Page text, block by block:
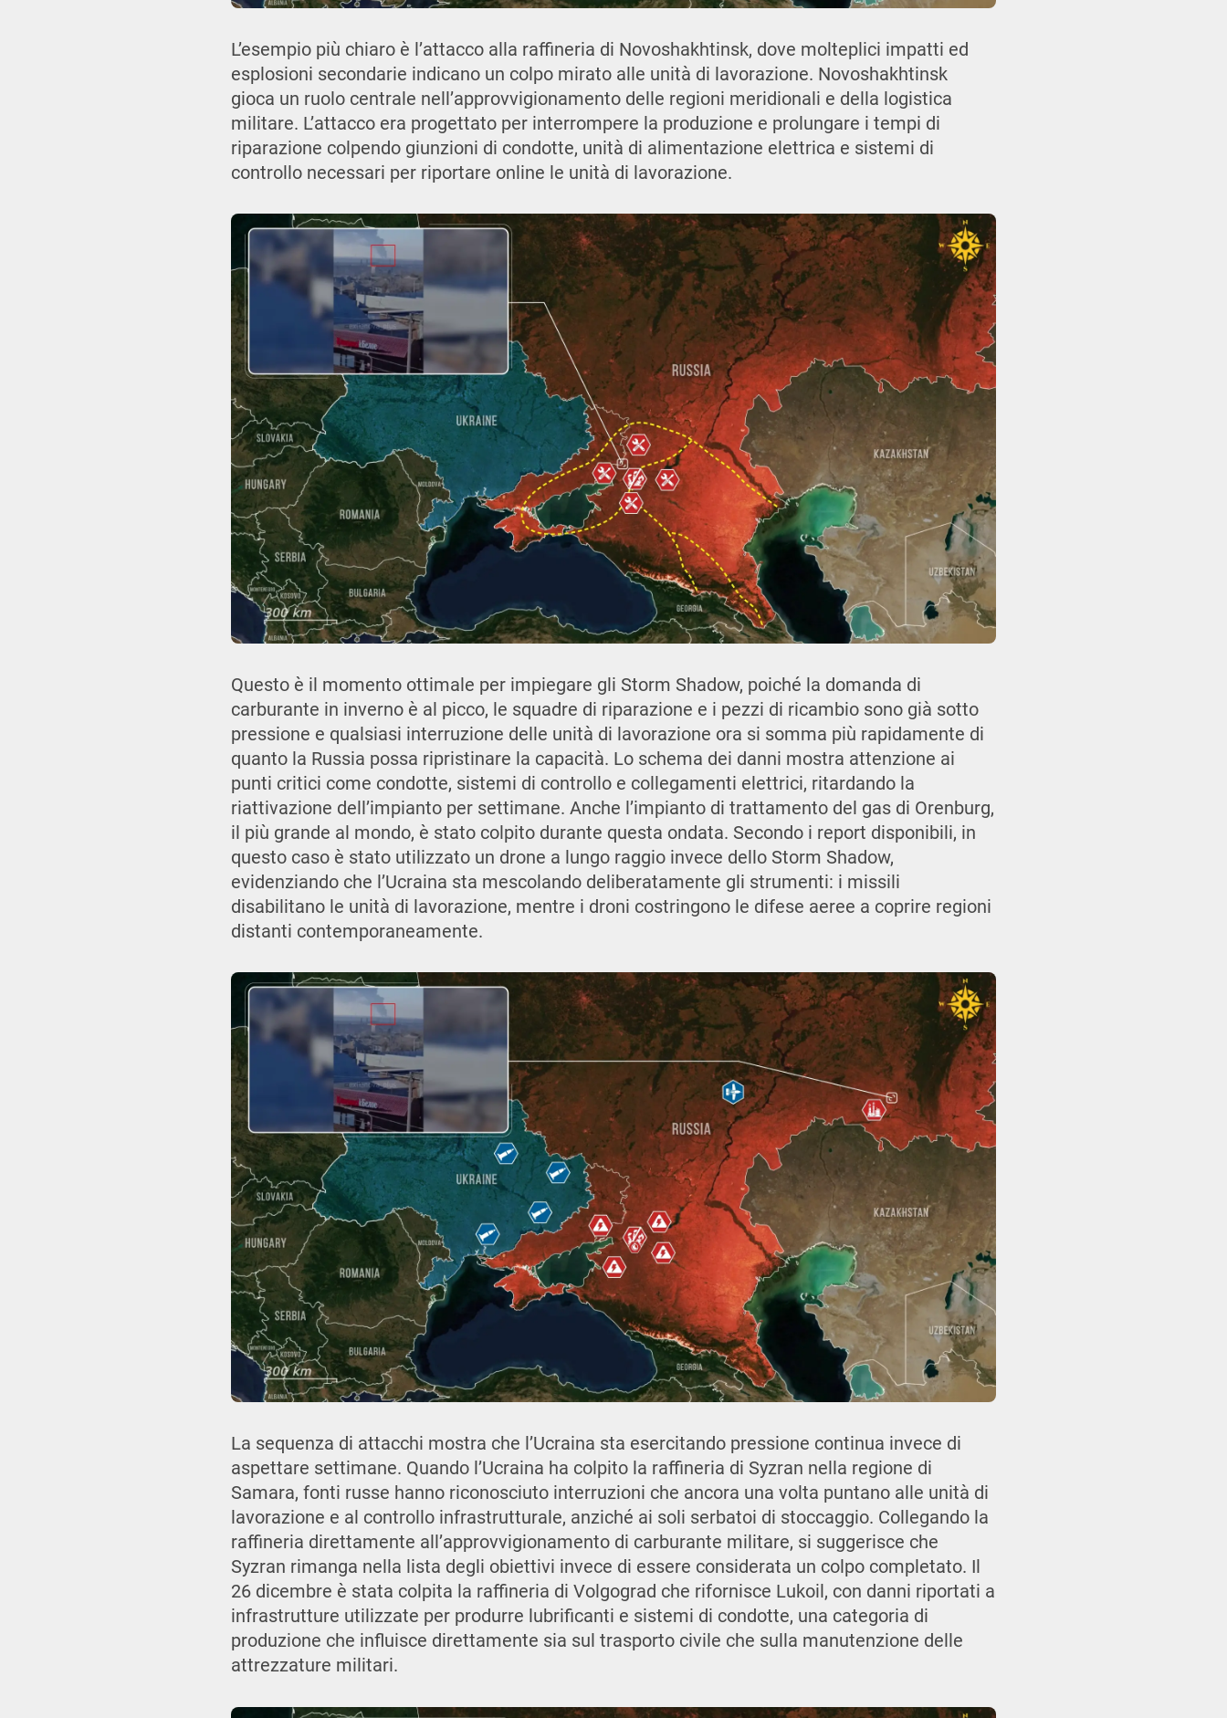
L’esempio più chiaro è l’attacco alla raffineria di Novoshakhtinsk, dove molteplici impatti ed
esplosioni secondarie indicano un colpo mirato alle unità di lavorazione. Novoshakhtinsk
gioca un ruolo centrale nell’approvvigionamento delle regioni meridionali e della logistica
militare. L’attacco era progettato per interrompere la produzione e prolungare i tempi di
riparazione colpendo giunzioni di condotte, unità di alimentazione elettrica e sistemi di
controllo necessari per riportare online le unità di lavorazione.
Questo è il momento ottimale per impiegare gli Storm Shadow, poiché la domanda di
carburante in inverno è al picco, le squadre di riparazione e i pezzi di ricambio sono già sotto
pressione e qualsiasi interruzione delle unità di lavorazione ora si somma più rapidamente di
quanto la Russia possa ripristinare la capacità. Lo schema dei danni mostra attenzione ai
punti critici come condotte, sistemi di controllo e collegamenti elettrici, ritardando la
riattivazione dell’impianto per settimane. Anche l’impianto di trattamento del gas di Orenburg,
il più grande al mondo, è stato colpito durante questa ondata. Secondo i report disponibili, in
questo caso è stato utilizzato un drone a lungo raggio invece dello Storm Shadow,
evidenziando che l’Ucraina sta mescolando deliberatamente gli strumenti: i missili
disabilitano le unità di lavorazione, mentre i droni costringono le difese aeree a coprire regioni
distanti contemporaneamente.
La sequenza di attacchi mostra che l’Ucraina sta esercitando pressione continua invece di
aspettare settimane. Quando l’Ucraina ha colpito la raffineria di Syzran nella regione di
Samara, fonti russe hanno riconosciuto interruzioni che ancora una volta puntano alle unità di
lavorazione e al controllo infrastrutturale, anziché ai soli serbatoi di stoccaggio. Collegando la
raffineria direttamente all’approvvigionamento di carburante militare, si suggerisce che
Syzran rimanga nella lista degli obiettivi invece di essere considerata un colpo completato. Il
26 dicembre è stata colpita la raffineria di Volgograd che rifornisce Lukoil, con danni riportati a
infrastrutture utilizzate per produrre lubrificanti e sistemi di condotte, una categoria di
produzione che influisce direttamente sia sul trasporto civile che sulla manutenzione delle
attrezzature militari.